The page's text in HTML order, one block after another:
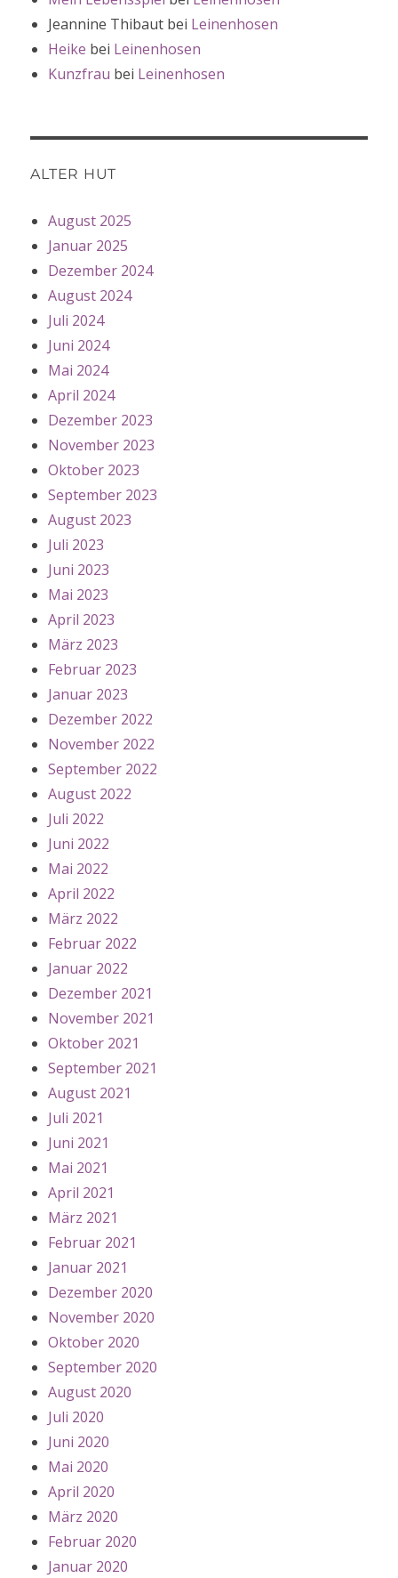
Jeannine Thibaut bei Leinenhosen
Heike bei Leinenhosen
Kunzfrau bei Leinenhosen
ALTER HUT
August 2025
Januar 2025
Dezember 2024
August 2024
Juli 2024
Juni 2024
Mai 2024
April 2024
Dezember 2023
November 2023
Oktober 2023
September 2023
August 2023
Juli 2023
Juni 2023
Mai 2023
April 2023
März 2023
Februar 2023
Januar 2023
Dezember 2022
November 2022
September 2022
August 2022
Juli 2022
Juni 2022
Mai 2022
April 2022
März 2022
Februar 2022
Januar 2022
Dezember 2021
November 2021
Oktober 2021
September 2021
August 2021
Juli 2021
Juni 2021
Mai 2021
April 2021
März 2021
Februar 2021
Januar 2021
Dezember 2020
November 2020
Oktober 2020
September 2020
August 2020
Juli 2020
Juni 2020
Mai 2020
April 2020
März 2020
Februar 2020
Januar 2020